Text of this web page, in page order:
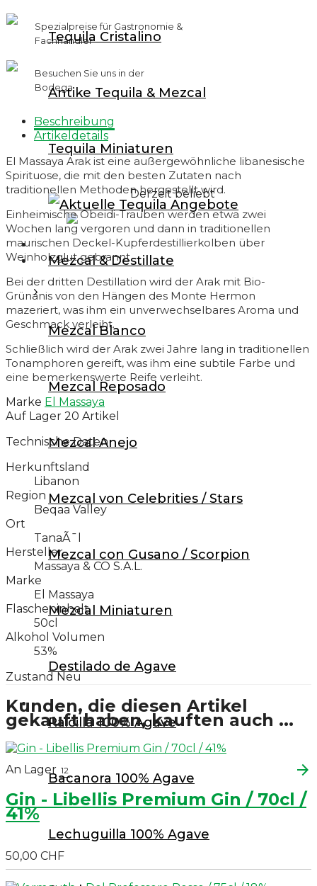
Raicilla 100% Agave
Bacanora 100% Agave
Lechuguilla 100% Agave
Henequen 100% Agave
Pox
Derzeit beliebt
Whisk(e)y
Whisk(e)y
Schottland Whisk(e)y
Japan Whisk(e)y
Irland Whisk(e)y
Australien Whisk(e)y
Deutschland Whisk(e)y
Italien Whisk(e)y
Schweden Whisk(e)y
Spanien Whisk(e)y
Whisk(e)y Miniaturen
Gin
Gin
London Dry Gin
Dry / Distilled Gin
Old Tom Gin
New Western / More Gin
Flavoured / Infusioned / Coloured Gin
Tequila Cristalino
Antike Tequila & Mezcal
Tequila Miniaturen
Mezcal & Destillate
Mezcal Blanco
Mezcal Reposado
Mezcal Anejo
Mezcal von Celebrities / Stars
Mezcal con Gusano / Scorpion
Mezcal Miniaturen
Destilado de Agave
Raicilla 100% Agave
Bacanora 100% Agave
Lechuguilla 100% Agave
Spezialpreise für Gastronomie &
Fachhändler
Besuchen Sie uns in der
Bodega
Beschreibung
Artikeldetails
El Massaya Arak ist eine außergewöhnliche libanesische
Spirituose, die mit den besten Zutaten nach
traditionellen Methoden hergestellt wird.
Einheimische Obeidi-Trauben werden etwa zwei
Wochen lang vergoren und dann in traditionellen
maurischen Deckel-Kupferdestillierkolben über
Weinholzglut gebrannt.
Bei der dritten Destillation wird der Arak mit Bio-
Grünanis von den Hängen des Monte Hermon
mazeriert, was ihm ein unverwechselbares Aroma und
Geschmack verleiht.
Schließlich wird der Arak zwei Jahre lang in traditionellen
Tonamphoren gereift, was ihm eine subtile Farbe und
eine bemerkenswerte Reife verleiht.
Marke El Massaya
Auf Lager 20 Artikel
Technische Daten
Herkunftsland
Libanon
Region
Beqaa Valley
Ort
TanaÃ¯l
Hersteller
Massaya & CO S.A.L.
Marke
El Massaya
Flascheninhalt
50cl
Alkohol Volumen
53%
ZustandNeu
Kunden, die diesen Artikel
gekauft haben, kauften auch ...
An Lager 12 arrow_forward
Gin - Libellis Premium Gin / 70cl /
41%
50,00 CHF